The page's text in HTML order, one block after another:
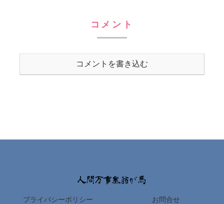
コメント
コメントを書き込む
プライバシーポリシー お問合せ